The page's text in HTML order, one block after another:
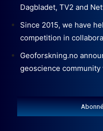
Dagbladet, TV2 and
Since 2015, we have
competition in
Geoforskning.no
geoscience community